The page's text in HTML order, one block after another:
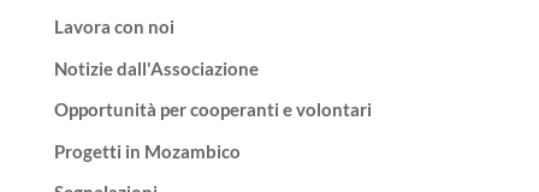
Lavora con noi
Notizie dall'Associazione
Opportunità per cooperanti e volontari
Progetti in Mozambico